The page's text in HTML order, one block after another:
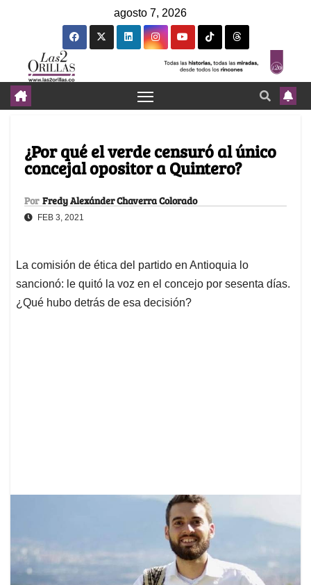
agosto 7, 2026
¿Por qué el verde censuró al único
concejal opositor a Quintero?
Por Fredy Alexánder Chaverra Colorado
FEB 3, 2021
La comisión de ética del partido en Antioquia lo
sancionó: le quitó la voz en el concejo por sesenta días.
¿Qué hubo detrás de esa decisión?